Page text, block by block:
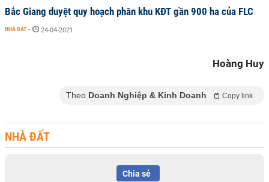
Bắc Giang duyệt quy hoạch phân khu KĐT gần 900 ha của FLC
NHÀ ĐẤT - 24-04-2021
Hoàng Huy
Theo Doanh Nghiệp & Kinh Doanh Copy link
NHÀ ĐẤT
Chia sẻ